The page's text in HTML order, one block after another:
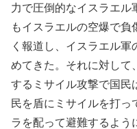
力で圧倒的なイスラエル
もイスラエルの空爆で負
く報道し、イスラエル
めてきた。それに対して
するミサイル攻撃で国民
民を盾にミサイルを打っ
ラを配って避難するよう